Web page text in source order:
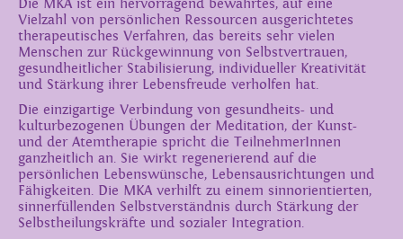
Die MKA ist ein hervorragend bewährtes, auf eine
Vielzahl von persönlichen Ressourcen ausgerichtetes
therapeutisches Verfahren, das bereits sehr vielen
Menschen zur Rückgewinnung von Selbstvertrauen,
gesundheitlicher Stabilisierung, individueller Kreativität
und Stärkung ihrer Lebensfreude verholfen hat.
Die einzigartige Verbindung von gesundheits- und
kulturbezogenen Übungen der Meditation, der Kunst-
und der Atemtherapie spricht die TeilnehmerInnen
ganzheitlich an. Sie wirkt regenerierend auf die
persönlichen Lebenswünsche, Lebensausrichtungen und
Fähigkeiten. Die MKA verhilft zu einem sinnorientierten,
sinnerfüllenden Selbstverständnis durch Stärkung der
Selbstheilungskräfte und sozialer Integration.